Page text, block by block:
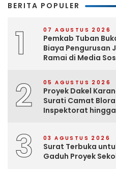
BERITA POPULER
1 07 AGUSTUS 2026
Pemkab Tuban
Biaya Pengurusan
Ramai di Media
2 05 AGUSTUS 2026
Proyek Dakel
Surati Camat
Inspektorat
3 03 AGUSTUS 2026
Surat Terbuka
Gaduh Proyek